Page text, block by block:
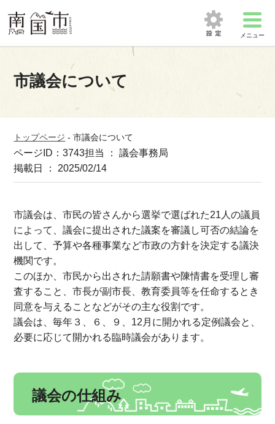
メニュー
市議会について
トップページ -市議会について
ページID：3743担当 ： 議会事務局
掲載日 ： 2025/02/14
市議会は、市民の皆さんから選挙で選ばれた21人の議員
によって、議会に提出された議案を審議し可否の結論を
出して、予算や各種事業など市政の方針を決定する議決
機関です。
このほか、市民から出された請願書や陳情書を受理し審
査すること、市長が副市長、教育委員等を任命するとき
同意を与えることなどがその主な役割です。
議会は、毎年３、６、９、12月に開かれる定例議会と、
必要に応じて開かれる臨時議会があります。
議会の仕組み